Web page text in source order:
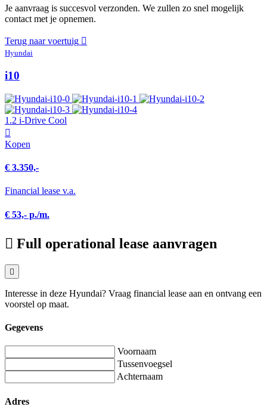
Je aanvraag is succesvol verzonden. We zullen zo snel mogelijk
contact met je opnemen.
Terug naar voertuig
Hyundai
i10
1.2 i-Drive Cool
Kopen
€ 3.350,-
Financial lease v.a.
€ 53,- p./m.
Full operational lease aanvragen
Interesse in deze Hyundai? Vraag financial lease aan en ontvang een
voorstel op maat.
Gegevens
Voornaam
Tussenvoegsel
Achternaam
Adres